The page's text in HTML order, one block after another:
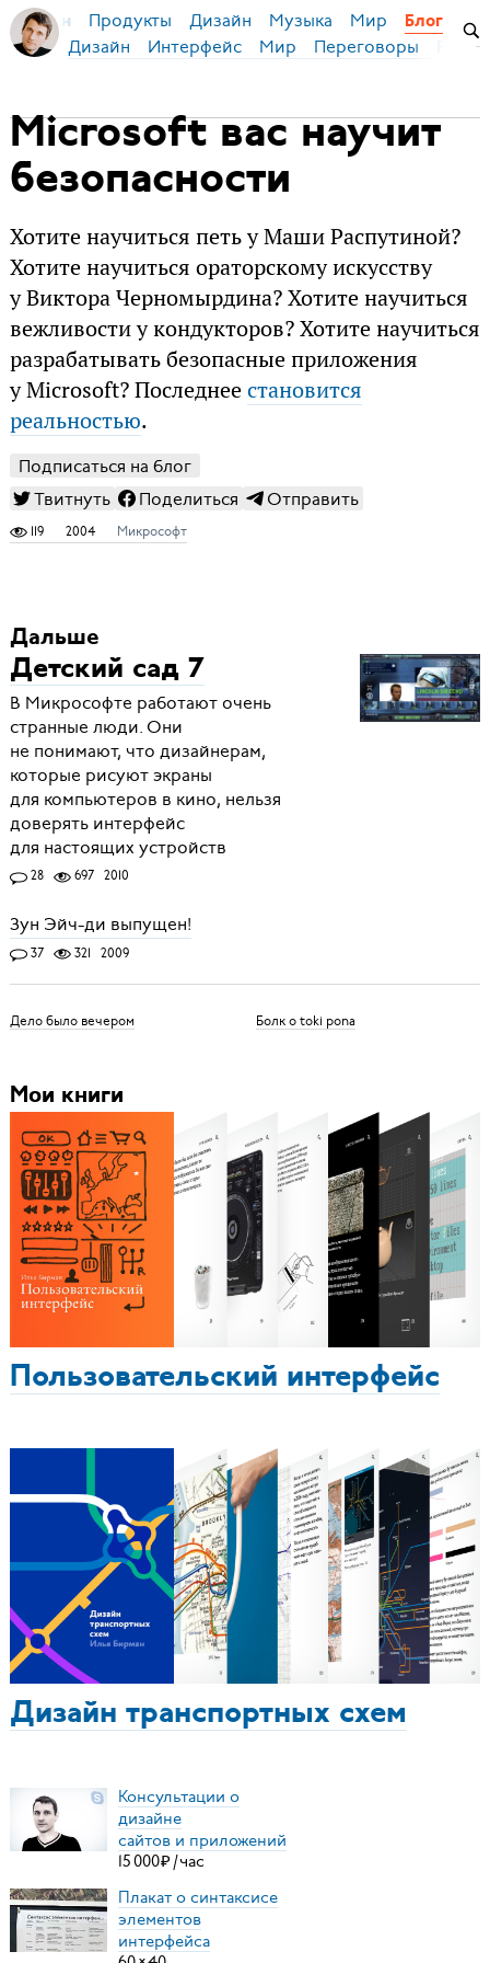
Бирман Продукты Дизайн Музыка Мир Блог
Дизайн Интерфейс Мир Переговоры
Microsoft вас научит
безопасности
Хотите научиться петь у Маши Распутиной?
Хотите научиться ораторскому искусству
у Виктора Черномырдина? Хотите научиться
вежливости у кондукторов? Хотите научиться
разрабатывать безопасные приложения
у Microsoft? Последнеестановится
реальностью.
Подписаться на блог
Твитнуть
Поделиться Отправить
119 2004 Микрософт
Дальше
Детский сад 7
В Микрософте работают очень
странные люди. Они
не понимают, что дизайнерам,
которые рисуют экраны
для компьютеров в кино, нельзя
доверять интерфейс
для настоящих устройств
28 697 2010
Зун Эйч-ди выпущен!
37 321 2009
Дело было вечером Болк о toki pona
Мои книги
Пользовательский интерфейс
Дизайн транспортных схем
Консультации о
дизайне
сайтов и приложений
15000₽ /час
Плакат о синтаксисе
элементов
интерфейса